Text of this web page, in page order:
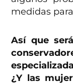
medidas
Así que
¿Y las